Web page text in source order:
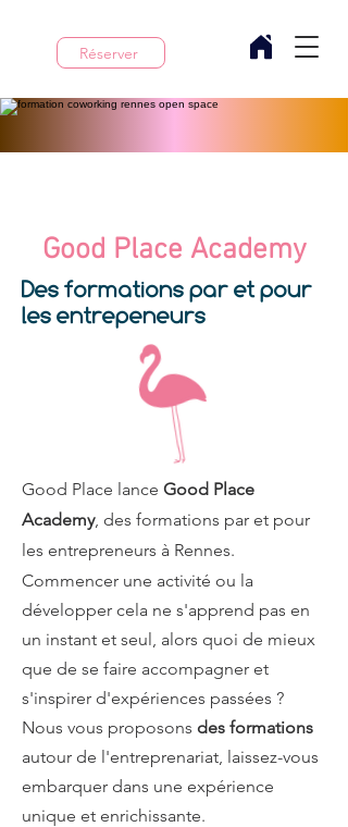
Réserver
Good Place Academy
Des formations par et pour
les entrepeneurs
Good Place lance Good Place
Academy, des formations par et pour
les entrepreneurs à Rennes.
Commencer une activité ou la
développer cela ne s'apprend pas en
un instant et seul, alors quoi de mieux
que de se faire accompagner et
s'inspirer d'expériences passées ?
Nous vous proposons des formations
autour de l'entreprenariat, laissez-vous
embarquer dans une expérience
unique et enrichissante.